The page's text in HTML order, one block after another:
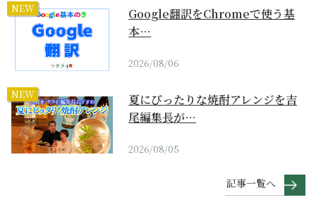
NEW
Google翻訳をChromeで使う基
本…
2026/08/06
NEW
夏にぴったりな焼酎アレンジを吉
尾編集長が…
2026/08/05
記事一覧へ